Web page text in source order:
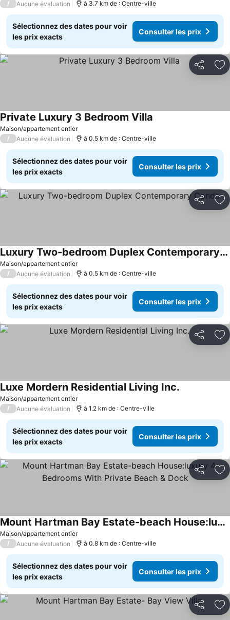
/ Aucune évaluation à 3.7 km de : Centre-ville
Sélectionnez des dates pour voir
les prix exacts
Consulter les prix
Partager
Maison/appartement entier
Private Luxury 3 Bedroom Villa
/ Aucune évaluation à 0.5 km de : Centre-ville
Sélectionnez des dates pour voir
les prix exacts
Consulter les prix
Partager
Maison/appartement entier
Luxury Two-bedroom Duplex Contemporary Condo
/ Aucune évaluation à 0.5 km de : Centre-ville
Sélectionnez des dates pour voir
les prix exacts
Consulter les prix
Partager
Maison/appartement entier
Luxe Mordern Residential Living Inc.
/ Aucune évaluation à 1.2 km de : Centre-ville
Sélectionnez des dates pour voir
les prix exacts
Consulter les prix
Partager
Maison/appartement entier
Mount Hartman Bay Estate-beach House:luxury 4 Bedrooms With Private Beach & Dock
/ Aucune évaluation à 0.8 km de : Centre-ville
Sélectionnez des dates pour voir
les prix exacts
Consulter les prix
Partager